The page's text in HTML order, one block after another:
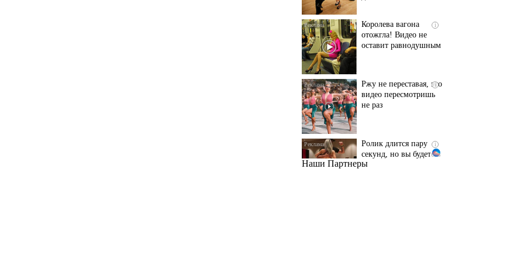
i
Ржу не переставая, это
Ролик длится пару
Этот танец невесты
Наши Партнеры